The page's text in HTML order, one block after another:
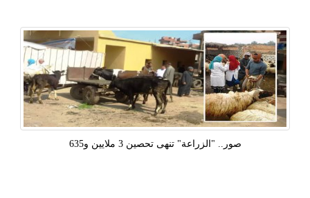
صور.. "الزراعة" تنهى تحصين 3 ملايين و635